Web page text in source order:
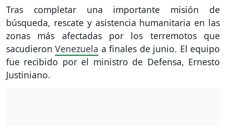
Tras completar una importante misión de
búsqueda, rescate y asistencia humanitaria en las
zonas más afectadas por los terremotos que
sacudieronVenezuela a finales de junio. El equipo
fue recibido por el ministro de Defensa, Ernesto
Justiniano.